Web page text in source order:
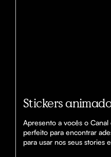
Stickers
Apresento a vocês o
perfeito para encontrar
para usar nos seus stories